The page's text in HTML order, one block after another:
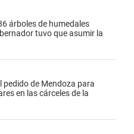
árboles de humedales
tuvo que asumir la
pedido de Mendoza para
en las cárceles de la